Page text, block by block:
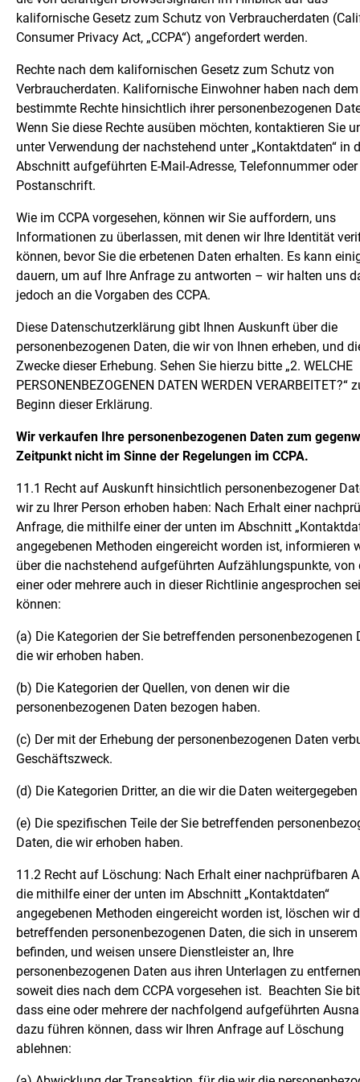
kalifornische Gesetz zum Schutz von Verbraucherdaten
Consumer Privacy Act, „CCPA“) angefordert werden.
Rechte nach dem kalifornischen Gesetz zum Schutz von
Verbraucherdaten. Kalifornische Einwohner haben nach dem
bestimmte Rechte hinsichtlich ihrer personenbezogenen
Wenn Sie diese Rechte ausüben möchten, kontaktieren Sie
unter Verwendung der nachstehend unter „Kontaktdaten“ in
Abschnitt aufgeführten E-Mail-Adresse, Telefonnummer oder
Postanschrift.
Wie im CCPA vorgesehen, können wir Sie auffordern, uns
Informationen zu überlassen, mit denen wir Ihre Identität
können, bevor Sie die erbetenen Daten erhalten. Es kann
dauern, um auf Ihre Anfrage zu antworten – wir halten uns
jedoch an die Vorgaben des CCPA.
Diese Datenschutzerklärung gibt Ihnen Auskunft über die
personenbezogenen Daten, die wir von Ihnen erheben, und
Zwecke dieser Erhebung. Sehen Sie hierzu bitte „2. WELCHE
PERSONENBEZOGENEN DATEN WERDEN VERARBEITET?“
Beginn dieser Erklärung.
Wir verkaufen Ihre personenbezogenen Daten zum
Zeitpunkt nicht im Sinne der Regelungen im CCPA.
11.1 Recht auf Auskunft hinsichtlich personenbezogener
wir zu Ihrer Person erhoben haben: Nach Erhalt einer
Anfrage, die mithilfe einer der unten im Abschnitt
angegebenen Methoden eingereicht worden ist, informieren
über die nachstehend aufgeführten Aufzählungspunkte, von
einer oder mehrere auch in dieser Richtlinie angesprochen
können:
(a) Die Kategorien der Sie betreffenden personenbezogenen
die wir erhoben haben.
(b) Die Kategorien der Quellen, von denen wir die
personenbezogenen Daten bezogen haben.
(c) Der mit der Erhebung der personenbezogenen Daten
Geschäftszweck.
(d) Die Kategorien Dritter, an die wir die Daten
(e) Die spezifischen Teile der Sie betreffenden
Daten, die wir erhoben haben.
11.2 Recht auf Löschung: Nach Erhalt einer nachprüfbaren
die mithilfe einer der unten im Abschnitt „Kontaktdaten“
angegebenen Methoden eingereicht worden ist, löschen wir
betreffenden personenbezogenen Daten, die sich in
befinden, und weisen unsere Dienstleister an, Ihre
personenbezogenen Daten aus ihren Unterlagen zu
soweit dies nach dem CCPA vorgesehen ist. Beachten Sie
dass eine oder mehrere der nachfolgend aufgeführten
dazu führen können, dass wir Ihren Anfrage auf Löschung
ablehnen: